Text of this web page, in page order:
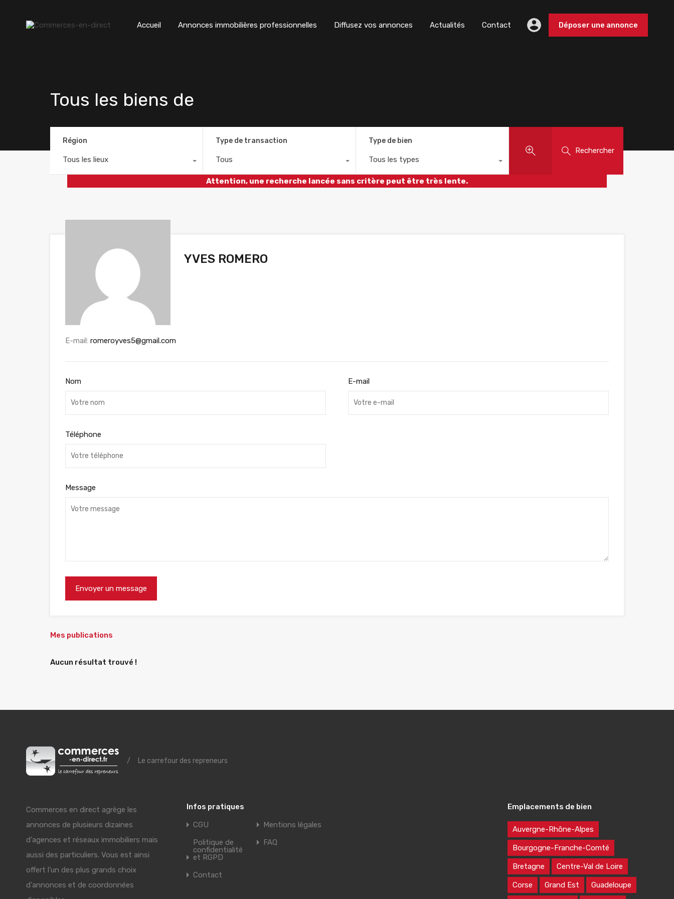
Accueil Annonces immobilières professionnelles Diffusez vos annonces Actualités Contact Déposer une annonce
Tous les biens de
Région
Tous les lieux
Type de transaction
Tous
Type de bien
Tous les types
Rechercher
Attention, une recherche lancée sans critère peut être très lente.
YVES ROMERO
E-mail: romeroyves5@gmail.com
Nom E-mail
Téléphone
Message
Mes publications
Aucun résultat trouvé !
/ Le carrefour des repreneurs
Commerces en direct agrège les
annonces de plusieurs dizaines
d'agences et réseaux immobiliers mais
aussi des particuliers. Vous est ainsi
offert l'un des plus grands choix
d'annonces et de coordonnées
Infos pratiques
CGU
Mentions légales
Politique de
confidentialité
et RGPD
FAQ
Contact
Emplacements de bien
Auvergne-Rhône-Alpes
Bourgogne-Franche-Comté
Bretagne Centre-Val de Loire
Corse Grand Est Guadeloupe